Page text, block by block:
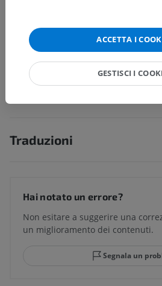
Parti del corpo> Arto pelvico>
Faccia laterale
Strutture sottostanti:Non sono
soggiacenti per questa parte
Traduzioni
Hai notato un errore?
Non esitare a suggerire una
un miglioramento dei contenuti.
Segnala un
ACCETTA I
GESTISCI I